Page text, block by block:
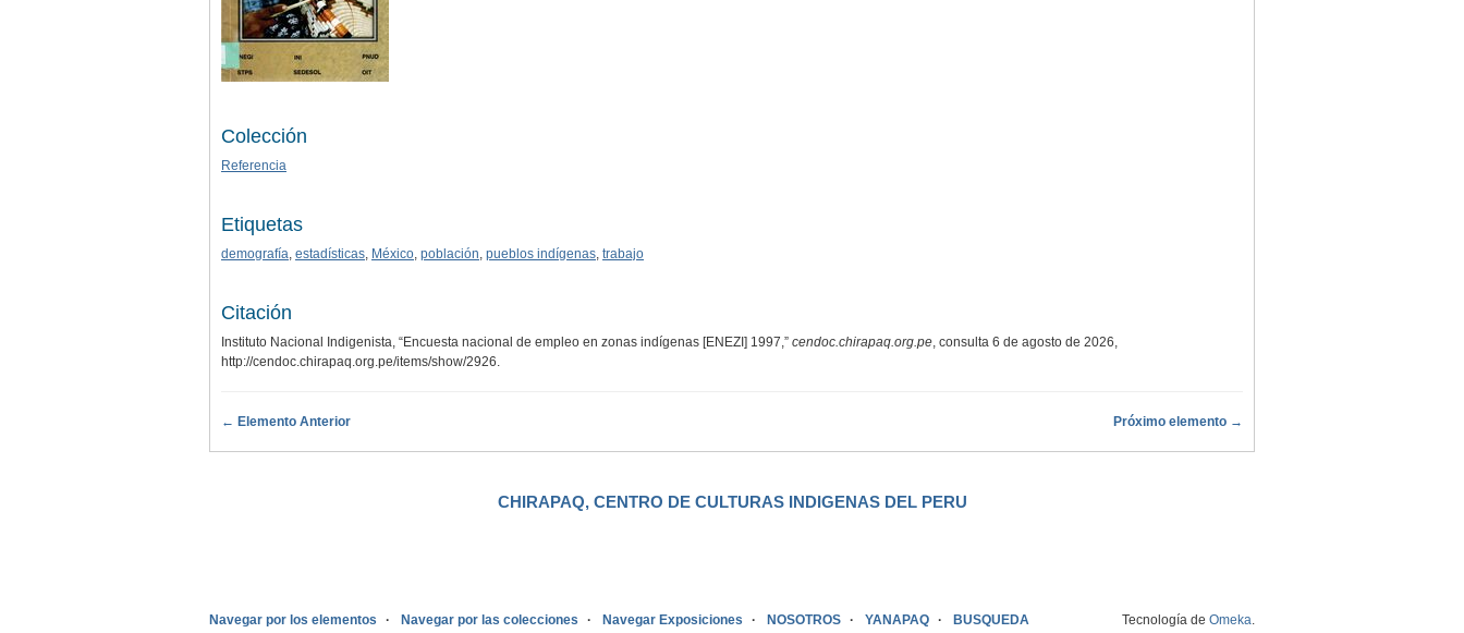
Colección
Referencia
Etiquetas
demografía estadísticas México población pueblos indígenas trabajo
Citación
Instituto Nacional Indigenista, “Encuesta nacional de empleo en zonas indígenas [ENEZI] 1997,” cendoc.chirapaq.org.pe , consulta 6 de agosto de 2026,
http://cendoc.chirapaq.org.pe/items/show/2926
← Elemento Anterior Próximo elemento →
CHIRAPAQ, CENTRO DE CULTURAS INDIGENAS DEL PERU
Navegar por los elementos Navegar por las colecciones Navegar Exposiciones NOSOTROS YANAPAQ BUSQUEDA Tecnología de Omeka.